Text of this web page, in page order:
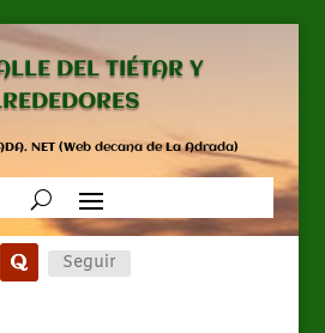
DEL TIÉTAR Y
NET (Web decana de La Adrada)
Seguir